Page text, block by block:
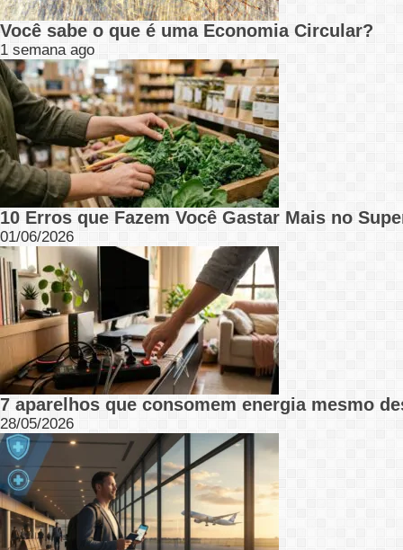
Você sabe o que é uma Economia Circular?
1 semana ago
10 Erros que Fazem Você Gastar Mais no
01/06/2026
7 aparelhos que consomem energia mesmo
28/05/2026